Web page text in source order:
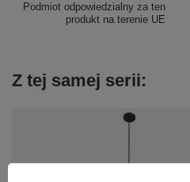
Podmiot odpowiedzialny za ten
produkt na terenie UE
Z tej samej serii: